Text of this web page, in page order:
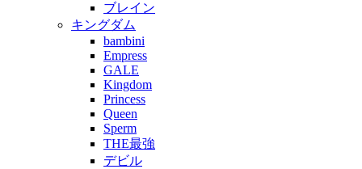
ブレイン
キングダム
bambini
Empress
GALE
Kingdom
Princess
Queen
Sperm
THE最強
デビル